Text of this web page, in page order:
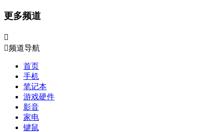
更多频道

频道导航
首页
手机
笔记本
游戏硬件
影音
家电
键鼠